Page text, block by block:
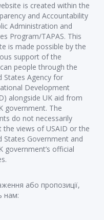
is created within the
and Accountability
Administration and
Program/TAPAS. This
is made possible by the
support of the
people through the
States Agency for
Development
alongside UK aid from
government. The
do not necessarily
the views of USAID or the
States Government and
government’s official
або пропозиції,
нам: